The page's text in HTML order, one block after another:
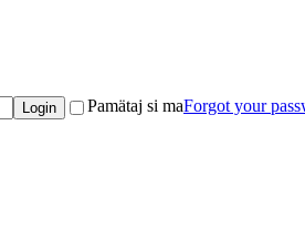
Pamätaj si maForgot your